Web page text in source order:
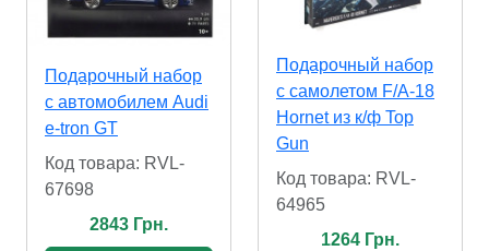
Подарочный набор
с автомобилем Audi
e-tron GT
Код товара: RVL-
67698
2843 Грн.
Подарочный набор
с самолетом F/A-18
Hornet из к/ф Top
Gun
Код товара: RVL-
64965
1264 Грн.